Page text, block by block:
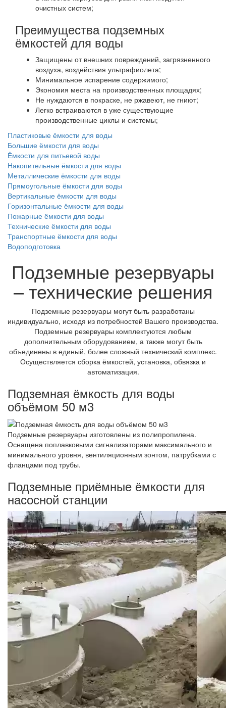
очистных систем;
Преимущества подземных
ёмкостей для воды
Защищены от внешних повреждений, загрязненного
воздуха, воздействия ультрафиолета;
Минимальное испарение содержимого;
Экономия места на производственных площадях;
Не нуждаются в покраске, не ржавеют, не гниют;
Легко встраиваются в уже существующие
производственные циклы и системы;
Пластиковые ёмкости для воды
Большие ёмкости для воды
Ёмкости для питьевой воды
Накопительные ёмкости для воды
Металлические ёмкости для воды
Прямоугольные ёмкости для воды
Вертикальные ёмкости для воды
Горизонтальные ёмкости для воды
Пожарные ёмкости для воды
Технические ёмкости для воды
Транспортные ёмкости для воды
Водоподготовка
Подземные резервуары
– технические решения
Подземные резервуары могут быть разработаны
индивидуально, исходя из потребностей Вашего производства.
Подземные резервуары комплектуются любым
дополнительным оборудованием, а также могут быть
объединены в единый, более сложный технический комплекс.
Осуществляется сборка ёмкостей, установка, обвязка и
автоматизация.
Подземная ёмкость для воды
объёмом 50 м3
Подземные резервуары изготовлены из полипропилена.
Оснащена поплавковыми сигнализаторами максимального и
минимального уровня, вентиляционным зонтом, патрубками с
фланцами под трубы.
Подземные приёмные ёмкости для
насосной станции